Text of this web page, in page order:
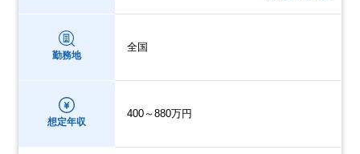
勤務地
全国
想定年収
400～880万円